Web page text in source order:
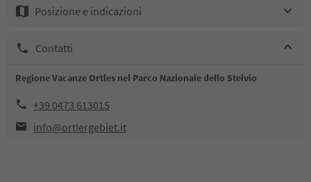
Posizione e indicazioni
Contatti
Regione Vacanze Ortles nel Parco Nazionale dello Stelvio
+39 0473 613015
info@ortlergebiet.it